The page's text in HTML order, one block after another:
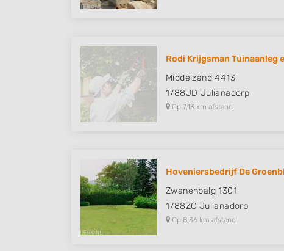
Rodi Krijgsman Tuinaanleg
Middelzand 4413
1788JD Julianadorp
Op 7,13 km afstand
Hoveniersbedrijf De
Zwanenbalg 1301
1788ZC Julianadorp
Op 8,36 km afstand